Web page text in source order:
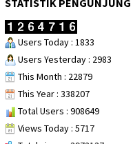
STATISTIK PENGUNJUNG
Users Today : 1833
Users Yesterday : 2983
This Month : 22879
This Year : 338207
Total Users : 908649
Views Today : 5717